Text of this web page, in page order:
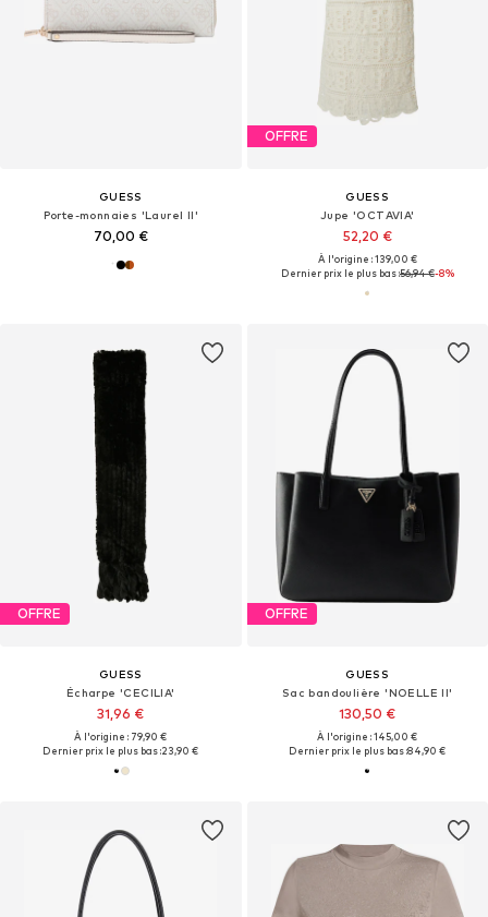
GUESS
Porte-monnaies 'Laurel II'
70,00 €
OFFRE
GUESS
Jupe 'OCTAVIA'
52,20 €
À l'origine : 139,00 €
Dernier prix le plus bas :56,94 €-8%
OFFRE
GUESS
Écharpe 'CECILIA'
31,96 €
À l'origine : 79,90 €
Dernier prix le plus bas :23,90 €
OFFRE
GUESS
Sac bandoulière 'NOELLE II'
130,50 €
À l'origine : 145,00 €
Dernier prix le plus bas :84,90 €